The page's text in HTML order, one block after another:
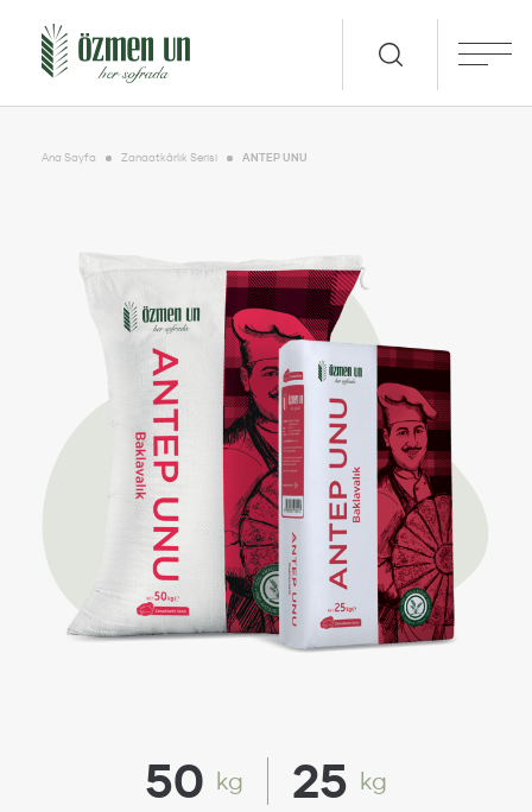
Ana Sayfa Zanaatkârlık Serisi ANTEP UNU
50 kg 25 kg